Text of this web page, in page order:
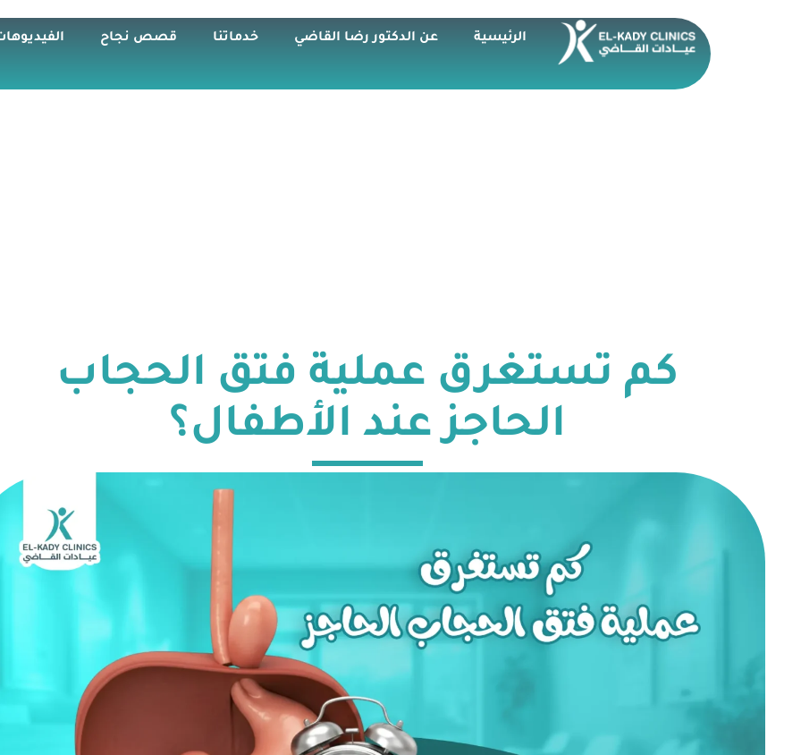
الرئيسية عن الدكتور رضا القاضي خدماتنا قصص نجاح
كم تستغرق عملية فتق الحجاب
الحاجز عند الأطفال؟